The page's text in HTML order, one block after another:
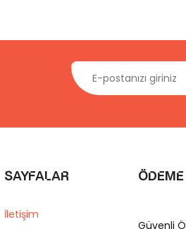
Sayfalar
İletişim
Güvenli